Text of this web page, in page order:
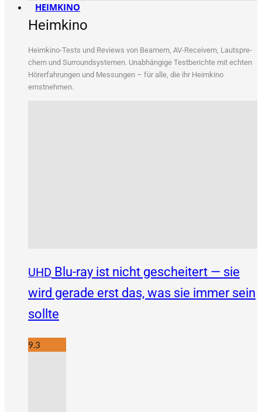
HEIMKINO
Heimkino
Heim­ki­no-Tests und Reviews von Bea­mern, AV-Recei­vern, Laut­spre­
chern und Sur­round­sys­te­men. Unab­hän­gi­ge Test­be­rich­te mit ech­ten
Hör­erfah­run­gen und Mes­sun­gen – für alle, die ihr Heim­ki­no
ernstnehmen.
UHD Blu-ray ist nicht gescheitert — sie
wird gerade erst das, was sie immer sein
sollte
9.3